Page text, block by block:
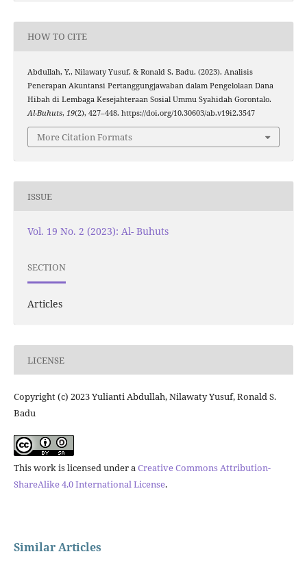
HOW TO CITE
Abdullah, Y., Nilawaty Yusuf, & Ronald S. Badu. (2023). Analisis
Penerapan Akuntansi Pertanggungjawaban dalam Pengelolaan Dana
Hibah di Lembaga Kesejahteraan Sosial Ummu Syahidah Gorontalo.
Al-Buhuts, 19(2), 427–448. https://doi.org/10.30603/ab.v19i2.3547
More Citation Formats
ISSUE
Vol. 19 No. 2 (2023): Al- Buhuts
SECTION
Articles
LICENSE
Copyright (c) 2023 Yulianti Abdullah, Nilawaty Yusuf, Ronald S.
Badu
This work is licensed under aCreative Commons Attribution-
ShareAlike 4.0 International License.
Similar Articles